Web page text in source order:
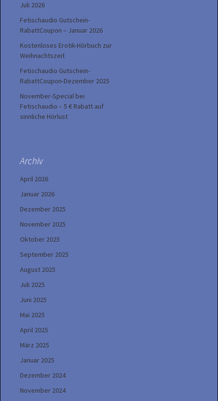
Juli 2026
Fetischaudio Gutschein-
RabattCoupon – Januar 2026
Kostenloses Erotik-Hörbuch zur
Weihnachtszeit
Fetischaudio Gutschein-
RabattCoupon-Dezember 2025
November-Special bei
Fetischaudio – 5 € Rabatt auf
sinnliche Hörlust
Archiv
April 2026
Januar 2026
Dezember 2025
November 2025
Oktober 2025
September 2025
August 2025
Juli 2025
Juni 2025
Mai 2025
April 2025
März 2025
Januar 2025
Dezember 2024
November 2024